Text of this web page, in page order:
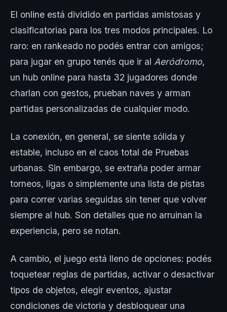
El online está dividido en partidas amistosas y
clasificatorias para los tres modos principales. Lo
raro: en rankeado no podés entrar con amigos;
para jugar en grupo tenés que ir al Aeródromo,
un hub online para hasta 32 jugadores donde
charlan con gestos, prueban naves y arman
partidas personalizadas de cualquier modo.
La conexión, en general, se siente sólida y
estable, incluso en el caos total de Pruebas
urbanas. Sin embargo, se extraña poder armar
torneos, ligas o simplemente una lista de pistas
para correr varias seguidas sin tener que volver
siempre al hub. Son detalles que no arruinan la
experiencia, pero se notan.
A cambio, el juego está lleno de opciones: podés
toquetear reglas de partidas, activar o desactivar
tipos de objetos, elegir eventos, ajustar
condiciones de victoria y desbloquear una